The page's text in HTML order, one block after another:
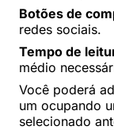
Botões de
redes sociais.
Tempo de
médio
Você poderá
um ocupando
selecionado